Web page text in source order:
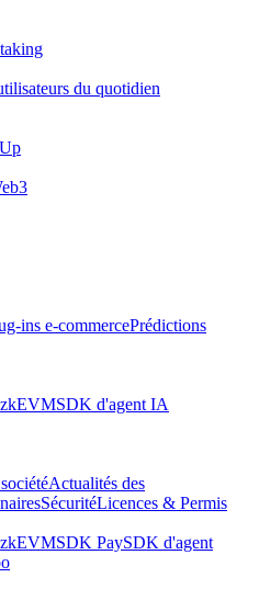
du quotidien
ins e-commercePrédictions
SDK d'agent IA
Actualités des
SécuritéLicences & Permis
SDK PaySDK d'agent